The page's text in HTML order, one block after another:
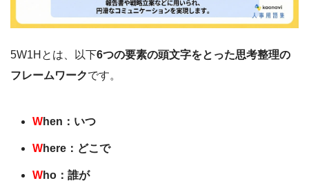
5W1Hとは、以下6つの要素の頭文字をとった思考整理の
フレームワークです。
When：いつ
Where：どこで
Who：誰が